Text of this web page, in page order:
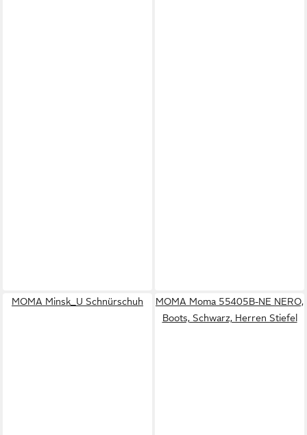
MOMA Minsk_U Schnürschuh
MOMA Moma 55405B-NE NERO,
Boots, Schwarz, Herren Stiefel